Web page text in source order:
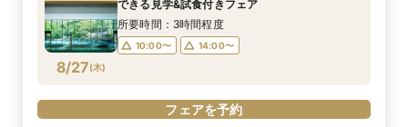
8/26(水)
す
8/27(木)
できる見学&試食付きフェア
所要時間：3時間程度
10:00〜 14:00〜
フェアを予約